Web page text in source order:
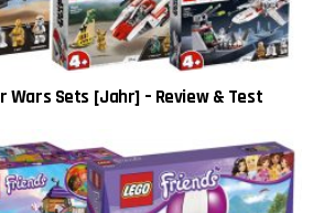
Wars Sets [Jahr] – Review & Test